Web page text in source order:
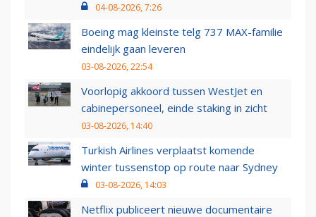
04-08-2026, 7:26
Boeing mag kleinste telg 737 MAX-familie
eindelijk gaan leveren
03-08-2026, 22:54
Voorlopig akkoord tussen WestJet en
cabinepersoneel, einde staking in zicht
03-08-2026, 14:40
Turkish Airlines verplaatst komende
winter tussenstop op route naar Sydney
03-08-2026, 14:03
Netflix publiceert nieuwe documentaire